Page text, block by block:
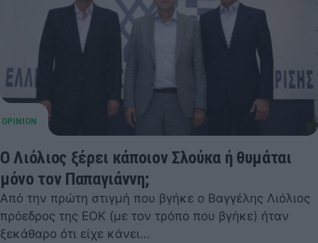
Ο Λιόλιος ξέρει κάποιον Σλούκα ή θυμάται
μόνο τον Παπαγιάννη;
Από την πρώτη στιγμή που βγήκε ο Βαγγέλης Λιόλιος
πρόεδρος της ΕΟΚ (με τον τρόπο που βγήκε) ήταν
ξεκάθαρο ότι είχε κάνει…